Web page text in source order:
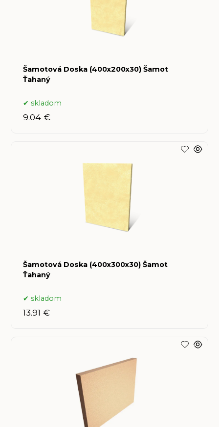
Šamotová Doska (400x200x30) Šamot
Ťahaný
skladom
9.04 €
Šamotová Doska (400x300x30) Šamot
Ťahaný
skladom
13.91 €